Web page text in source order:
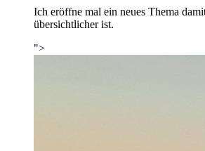
Ich eröffne mal ein neues Thema
übersichtlicher ist.
">